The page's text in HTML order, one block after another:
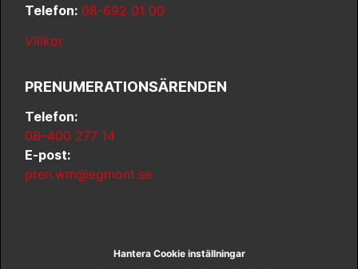
Telefon: 08-692 01 00
Villkor
PRENUMERATIONSÄRENDEN
Telefon:
08–400 277 14
E-post:
pren.wm@egmont.se
Hantera Cookie inställningar